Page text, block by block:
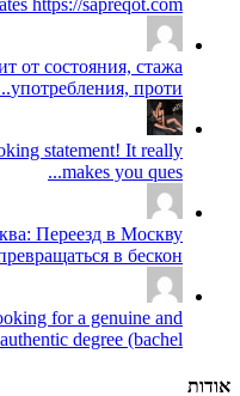
от состояния, стажа
употребления, проти...
statement! It really
makes you ques...
Переезд в Москву
в бескон...
for a genuine and
authentic degree (bachel...
אודות